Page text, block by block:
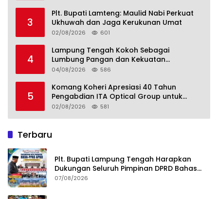
3
Plt. Bupati Lamteng: Maulid Nabi Perkuat
Ukhuwah dan Jaga Kerukunan Umat
02/08/2026 601
4
Lampung Tengah Kokoh Sebagai
Lumbung Pangan dan Kekuatan
Perkebunan Lampung, Komang Koheri:
Menuju Indonesia Emas 2045
04/08/2026 586
5
Komang Koheri Apresiasi 40 Tahun
Pengabdian ITA Optical Group untuk
Kesehatan Mata Masyarakat Lamteng
02/08/2026 581
Terbaru
Plt. Bupati Lampung Tengah Harapkan
Dukungan Seluruh Pimpinan DPRD Bahas
RKUA-PPAS APBD Tahun 2027
07/08/2026